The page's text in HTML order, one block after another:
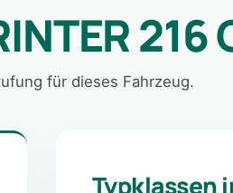
216
für dieses Fahrzeug.
Typklassen